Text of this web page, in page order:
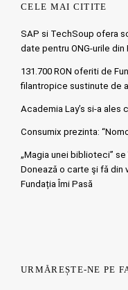
CELE MAI CITITE
SAP si TechSoup ofera
date pentru ONG-urile din
131.700 RON oferiti de
filantropice sustinute de
Academia Lay’s si-a ales
Consumix prezinta:
„Magia unei biblioteci”
Doneazǎ o carte şi fǎ din
Fundația Îmi Pasă
URMĂREȘTE-NE PE